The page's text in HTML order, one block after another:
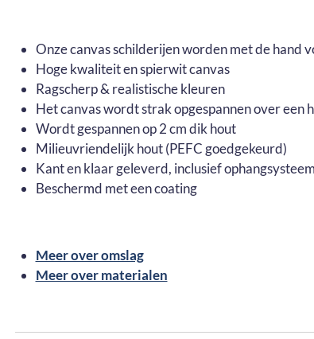
Onze canvas schilderijen worden met de hand
Hoge kwaliteit en spierwit canvas
Ragscherp & realistische kleuren
Het canvas wordt strak opgespannen over een
Wordt gespannen op 2 cm dik hout
Milieuvriendelijk hout (PEFC goedgekeurd)
Kant en klaar geleverd, inclusief ophangsysteem
Beschermd met een coating
Meer over omslag
Meer over materialen